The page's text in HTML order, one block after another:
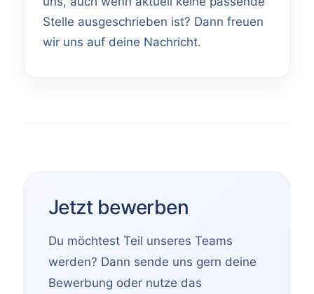
Stelle ausgeschrieben ist? Dann freuen
wir uns auf deine Nachricht.
Jetzt bewerben
Du möchtest Teil unseres Teams
werden? Dann sende uns gern deine
Bewerbung oder nutze das